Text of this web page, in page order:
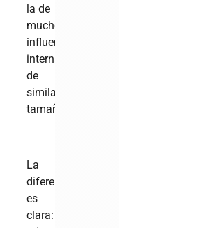
la de
muchos
influencers
internacionales
de
similar
tamaño.
La
diferencia
es
clara: